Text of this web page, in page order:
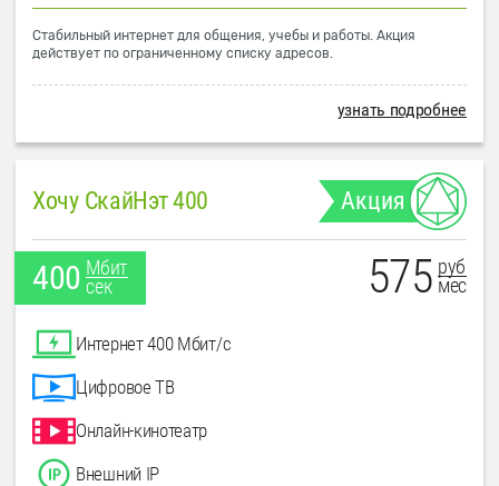
Стабильный интернет для общения, учебы и работы. Акция
действует по ограниченному списку адресов.
узнать подробнее
Хочу СкайНэт 400 Акция
400 Мбит
сек
575 руб
мес
Интернет 400 Мбит/с
Цифровое ТВ
Онлайн-кинотеатр
Внешний IP